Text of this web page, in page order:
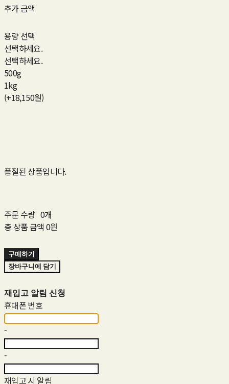
추가 금액
용량 선택
선택하세요.
선택하세요.
500g
1kg
(+18,150원)
품절된 상품입니다.
주문 수량 0개
총 상품 금액 0원
구매하기
장바구니에 담기
재입고 알림 신청
휴대폰 번호
-
-
재입고 시 알림